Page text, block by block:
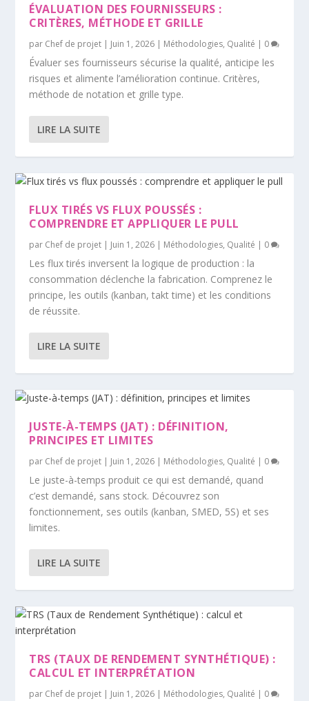
ÉVALUATION DES FOURNISSEURS :
CRITÈRES, MÉTHODE ET GRILLE
par Chef de projet | Juin 1, 2026 | Méthodologies, Qualité | 0
Évaluer ses fournisseurs sécurise la qualité, anticipe les
risques et alimente l’amélioration continue. Critères,
méthode de notation et grille type.
LIRE LA SUITE
FLUX TIRÉS VS FLUX POUSSÉS :
COMPRENDRE ET APPLIQUER LE PULL
par Chef de projet | Juin 1, 2026 | Méthodologies, Qualité | 0
Les flux tirés inversent la logique de production : la
consommation déclenche la fabrication. Comprenez le
principe, les outils (kanban, takt time) et les conditions
de réussite.
LIRE LA SUITE
JUSTE-À-TEMPS (JAT) : DÉFINITION,
PRINCIPES ET LIMITES
par Chef de projet | Juin 1, 2026 | Méthodologies, Qualité | 0
Le juste-à-temps produit ce qui est demandé, quand
c’est demandé, sans stock. Découvrez son
fonctionnement, ses outils (kanban, SMED, 5S) et ses
limites.
LIRE LA SUITE
TRS (TAUX DE RENDEMENT SYNTHÉTIQUE) :
CALCUL ET INTERPRÉTATION
par Chef de projet | Juin 1, 2026 | Méthodologies, Qualité | 0